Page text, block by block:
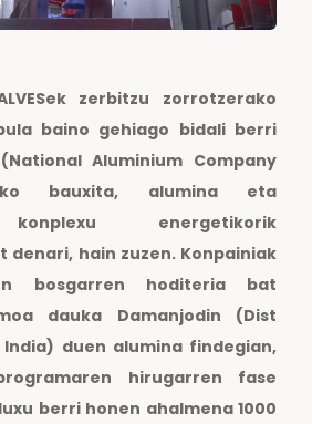
zerbitzu zorrotzerako
baino gehiago bidali berri
Aluminium Company
bauxita, alumina eta
energetikorik
denari, hain zuzen. Konpainiak
bosgarren hoditeria bat
dauka Damanjodin (Dist
India) duen alumina findegian,
hirugarren fase
berri honen ahalmena 1000